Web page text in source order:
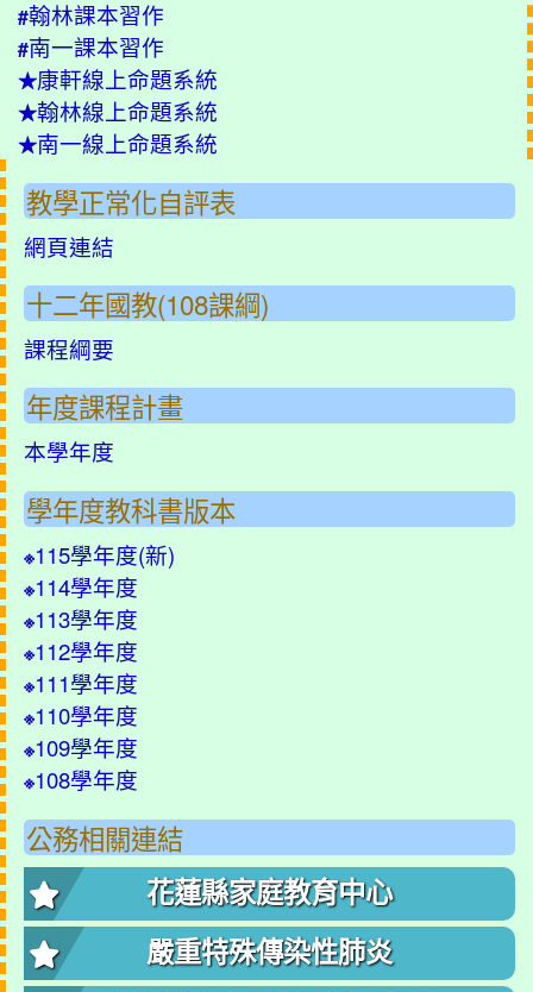
#翰林課本習作
#南一課本習作
★康軒線上命題系統
★翰林線上命題系統
★南一線上命題系統
教學正常化自評表
網頁連結
十二年國教(108課綱)
課程綱要
年度課程計畫
本學年度
學年度教科書版本
※115學年度(新)
※114學年度
※113學年度
※112學年度
※111學年度
※110學年度
※109學年度
※108學年度
公務相關連結
花蓮縣家庭教育中心
嚴重特殊傳染性肺炎